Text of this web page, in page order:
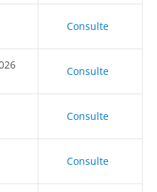
Consulte
Consulte
Consulte
Consulte